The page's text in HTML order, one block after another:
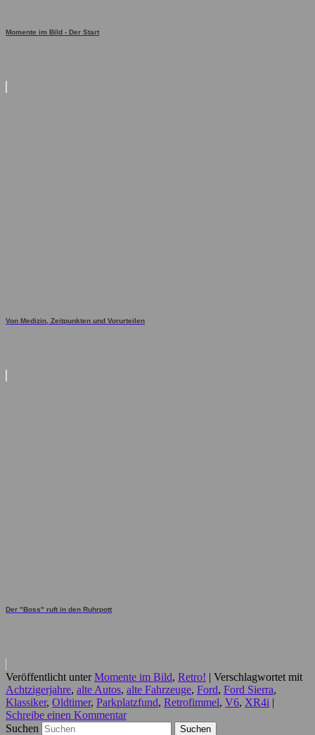
Momente im Bild - Der Start
Von Medizin, Zeitpunkten und Vorurteilen
Der "Boss" ruft in den Ruhrpott
Veröffentlicht unter Momente im Bild, Retro! | Verschlagwortet mit
Achtzigerjahre, alte Autos, alte Fahrzeuge, Ford, Ford Sierra,
Klassiker, Oldtimer, Parkplatzfund, Retrofimmel, V6, XR4i |
Schreibe einen Kommentar
Suchen